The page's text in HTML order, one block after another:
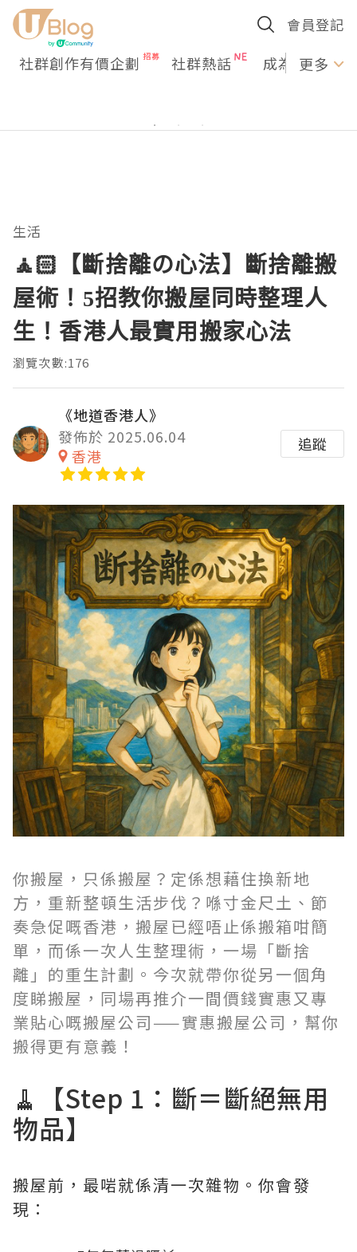
會員登記
社群創作有價企劃 社群熱話 成為U更多
生活
🧘🏻【斷捨離の心法】斷捨離搬
屋術！5招教你搬屋同時整理人
生！香港人最實用搬家心法
瀏覽次數:176
《地道香港人》
發佈於 2025.06.04
香港
追蹤
你搬屋，只係搬屋？定係想藉住換新地
方，重新整頓生活步伐？喺寸金尺土、節
奏急促嘅香港，搬屋已經唔止係搬箱咁簡
單，而係一次人生整理術，一場「斷捨
離」的重生計劃。今次就帶你從另一個角
度睇搬屋，同場再推介一間價錢實惠又專
業貼心嘅搬屋公司——實惠搬屋公司，幫你
搬得更有意義！
🧹【Step 1：斷＝斷絕無用
物品】
搬屋前，最啱就係清一次雜物。你會發
現：